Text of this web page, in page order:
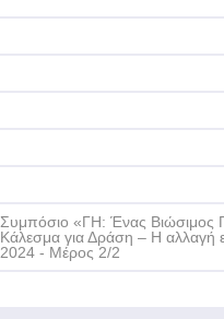
Συμπόσιο «ΓΗ: Ένας Βιώσιμος
Κάλεσμα για Δράση – Η αλλαγή
2024 - Μέρος 2/2